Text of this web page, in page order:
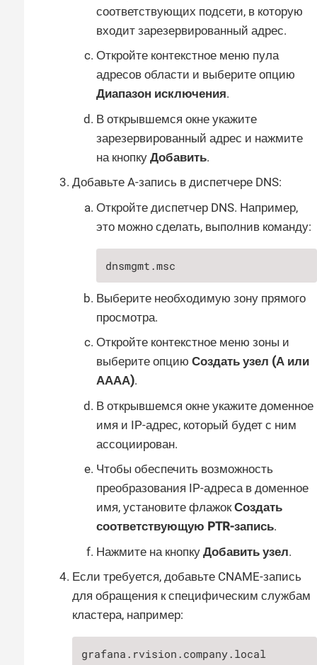
соответствующих подсети, в которую
входит зарезервированный адрес.
Откройте контекстное меню пула
адресов области и выберите опцию
Диапазон исключения.
В открывшемся окне укажите
зарезервированный адрес и нажмите
на кнопку Добавить.
Добавьте A-запись в диспетчере DNS:
Откройте диспетчер DNS. Например,
это можно сделать, выполнив команду:
dnsmgmt.msc
Выберите необходимую зону прямого
просмотра.
Откройте контекстное меню зоны и
выберите опцию Создать узел (А или
АААА).
В открывшемся окне укажите доменное
имя и IP-адрес, который будет с ним
ассоциирован.
Чтобы обеспечить возможность
преобразования IP-адреса в доменное
имя, установите флажокСоздать
соответствующую PTR-запись.
Нажмите на кнопку Добавить узел.
Если требуется, добавьте CNAME-запись
для обращения к специфическим службам
кластера, например:
grafana.rvision.company.local